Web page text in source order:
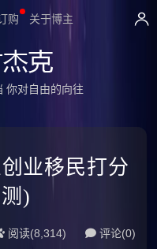
购 关于博主
对自由的向往
业移民打分
)
阅读(8,314) 评论(0)